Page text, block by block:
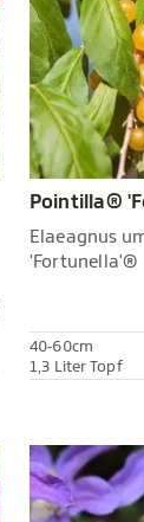
Pointilla®
Elaeagnus
'Fortunella'®
40-60cm
1,3 Liter Topf